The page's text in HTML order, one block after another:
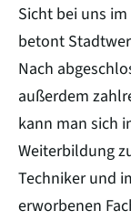
Sicht bei uns
betont
Nach
außerdem
kann man sich
Weiterbildung
Techniker und
erworbenen